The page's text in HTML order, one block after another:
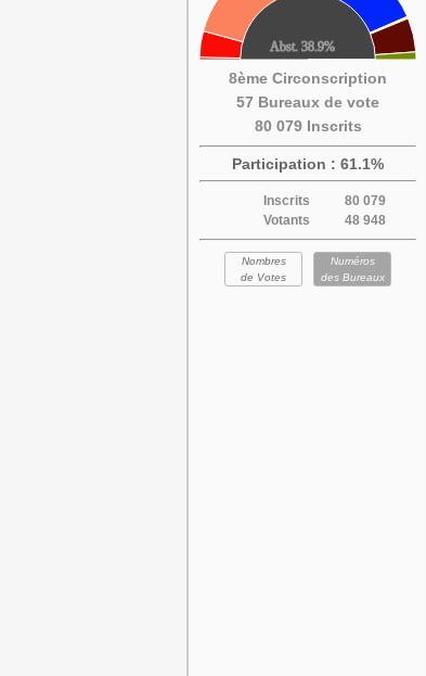
8ème Circonscription
57 Bureaux de vote
80 079 Inscrits
Participation : 61.1%
Inscrits
80 079
Votants
48 948
Nombres
de Votes
Numéros
des Bureaux